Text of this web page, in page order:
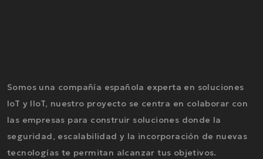
Somos una compañía española experta en soluciones
IoT y IIoT, nuestro proyecto se centra en colaborar con
las empresas para construir soluciones donde la
seguridad, escalabilidad y la incorporación de nuevas
tecnologías te permitan alcanzar tus objetivos.